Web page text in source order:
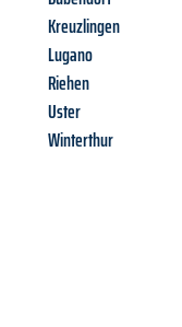
Kreuzlingen
Lugano
Riehen
Uster
Winterthur